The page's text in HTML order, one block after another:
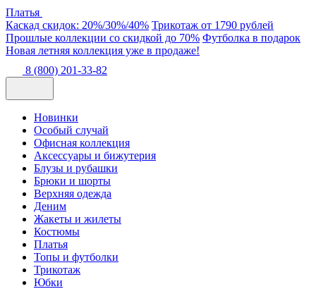
Платья
Каскад скидок: 20%/30%/40% Трикотаж от 1790 рублей
Прошлые коллекции со скидкой до 70% Футболка в подарок
Новая летняя коллекция уже в продаже!
8 (800) 201-33-82
Новинки
Особый случай
Офисная коллекция
Аксессуары и бижутерия
Блузы и рубашки
Брюки и шорты
Верхняя одежда
Деним
Жакеты и жилеты
Костюмы
Платья
Топы и футболки
Трикотаж
Юбки